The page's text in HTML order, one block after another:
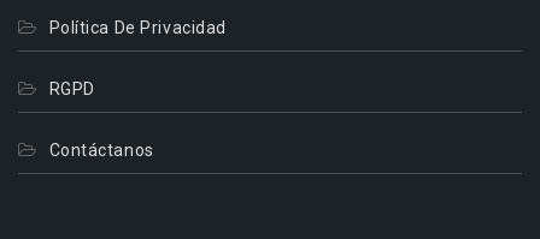
Política De Privacidad
RGPD
Contáctanos